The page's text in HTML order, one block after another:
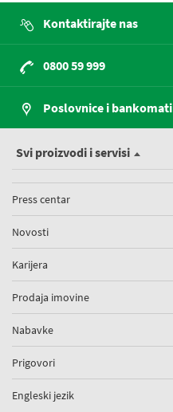
Kontaktirajte nas
0800 59 999
Poslovnice i bankomati
Svi proizvodi i servisi
Press centar
Novosti
Karijera
Prodaja imovine
Nabavke
Prigovori
Engleski jezik